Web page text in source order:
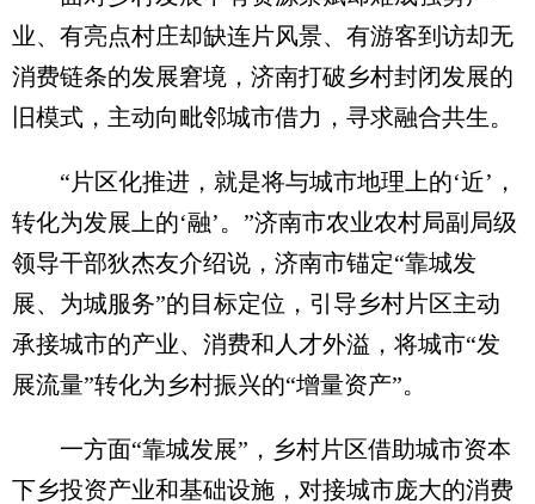
业、有亮点村庄却缺连片风景、有游客到访却无
消费链条的发展窘境，济南打破乡村封闭发展的
旧模式，主动向毗邻城市借力，寻求融合共生。
“片区化推进，就是将与城市地理上的‘近’，
转化为发展上的‘融’。”济南市农业农村局副局级
领导干部狄杰友介绍说，济南市锚定“靠城发
展、为城服务”的目标定位，引导乡村片区主动
承接城市的产业、消费和人才外溢，将城市“发
展流量”转化为乡村振兴的“增量资产”。
一方面“靠城发展”，乡村片区借助城市资本
下乡投资产业和基础设施，对接城市庞大的消费